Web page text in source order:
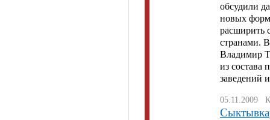
обсудили
новых форм
расширить
странами.
Владимир
из состава
заведений
05.11.2009